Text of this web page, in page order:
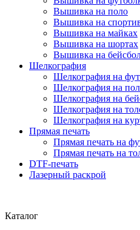
Вышивка на поло
Вышивка на
Вышивка на майках
Вышивка на шортах
Вышивка на
Шелкография
Шелкография на
Шелкография на
Шелкография на
Шелкография на
Шелкография на
Прямая печать
Прямая печать на
Прямая печать на
DTF-печать
Лазерный раскрой
Каталог